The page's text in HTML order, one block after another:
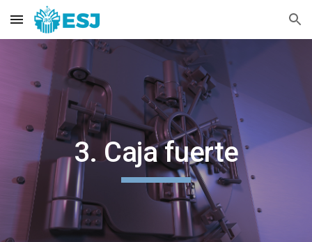
Skip to main content Skip to navigation
3. Caja fuerte